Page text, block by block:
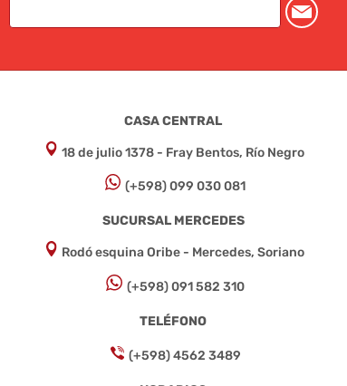
CASA CENTRAL
18 de julio 1378 - Fray Bentos, Río Negro
(+598) 099 030 081
SUCURSAL MERCEDES
Rodó esquina Oribe - Mercedes, Soriano
(+598) 091 582 310
TELÉFONO
(+598) 4562 3489